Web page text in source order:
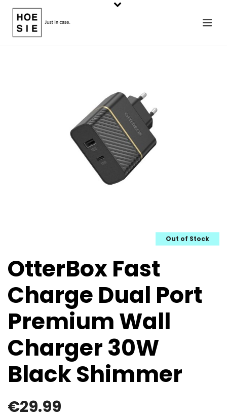
Out of Stock
OtterBox Fast
Charge Dual Port
Premium Wall
Charger 30W
Black Shimmer
€29.99